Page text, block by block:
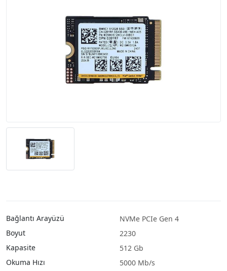
Bağlantı Arayüzü
NVMe PCIe Gen 4
Boyut
2230
Kapasite
512 Gb
Okuma Hızı
5000 Mb/s